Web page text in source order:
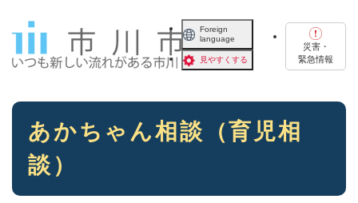
Foreign
language
見やすくする
災害・
緊急情報
本
あかちゃん相談（育児相
談）